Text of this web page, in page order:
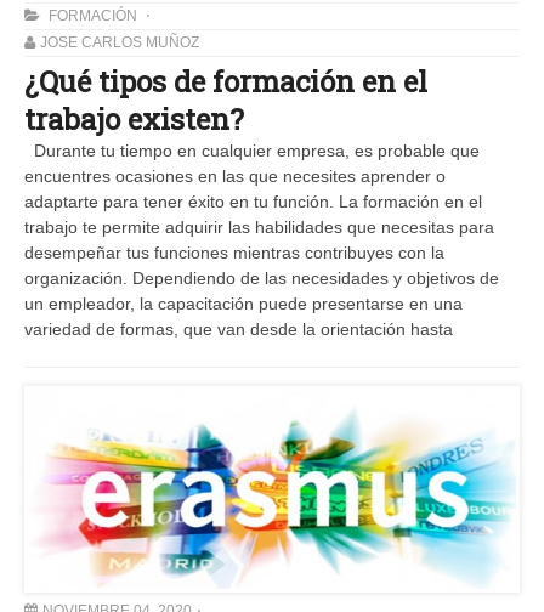
FORMACIÓN
JOSE CARLOS MUÑOZ
¿Qué tipos de formación en el
trabajo existen?
Durante tu tiempo en cualquier empresa, es probable que
encuentres ocasiones en las que necesites aprender o
adaptarte para tener éxito en tu función. La formación en el
trabajo te permite adquirir las habilidades que necesitas para
desempeñar tus funciones mientras contribuyes con la
organización. Dependiendo de las necesidades y objetivos de
un empleador, la capacitación puede presentarse en una
variedad de formas, que van desde la orientación hasta